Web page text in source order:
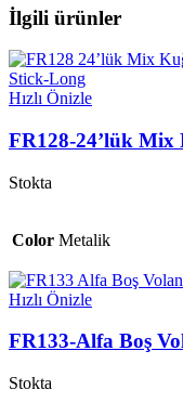
İlgili ürünler
Hızlı Önizle
FR128-24’lük Mix
Stokta
Color Metalik
Hızlı Önizle
FR133-Alfa Boş
Stokta